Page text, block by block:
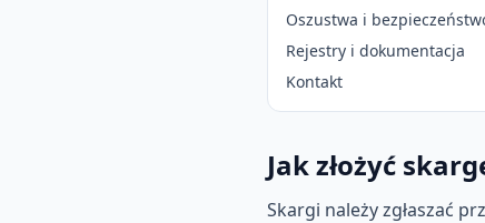
Oszustwa i
Rejestry i dokumentacja
Kontakt
Jak złożyć
Skargi należy zgłaszać